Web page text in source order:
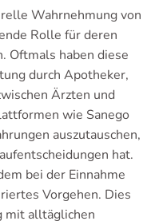
Wahrnehmung von
Rolle für deren
Oftmals haben diese
durch Apotheker,
Ärzten und
wie Sanego
auszutauschen,
hat.
bei der Einnahme
Vorgehen. Dies
mit alltäglichen